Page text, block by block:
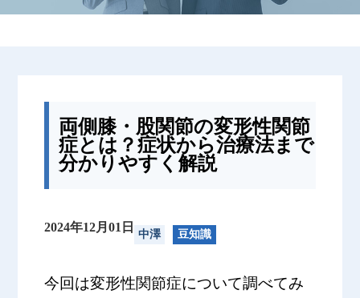
両側膝・股関節の変形性関節
症とは？症状から治療法まで
分かりやすく解説
2024年12月01日 中澤 豆知識
今回は変形性関節症について調べてみ